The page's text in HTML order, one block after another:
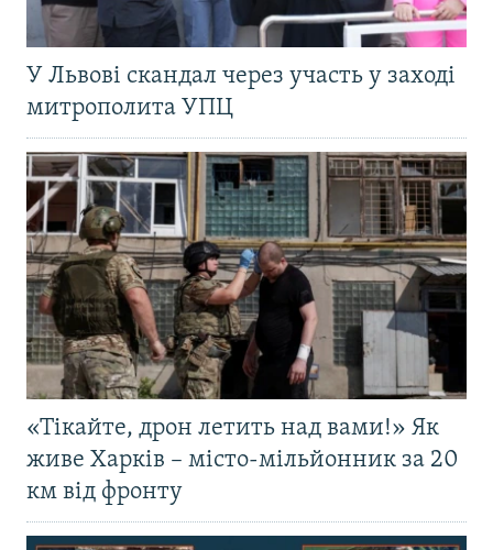
У Львові скандал через участь у заході
митрополита УПЦ
«Тікайте, дрон летить над вами!» Як
живе Харків – місто-мільйонник за 20
км від фронту